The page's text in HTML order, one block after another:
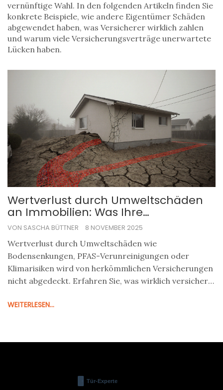
vernünftige Wahl. In den folgenden Artikeln finden Sie
konkrete Beispiele, wie andere Eigentümer Schäden
abgewendet haben, was Versicherer wirklich zahlen
und warum viele Versicherungsverträge unerwartete
Lücken haben.
Wertverlust durch Umweltschäden
an Immobilien: Was Ihre
Versicherung wirklich abdeckt
VON SASCHA BÜTTNER 8 NOVEMBER 2025
Wertverlust durch Umweltschäden wie
Bodensenkungen, PFAS-Verunreinigungen oder
Klimarisiken wird von herkömmlichen Versicherungen
nicht abgedeckt. Erfahren Sie, was wirklich versichert
WEITERLESEN...